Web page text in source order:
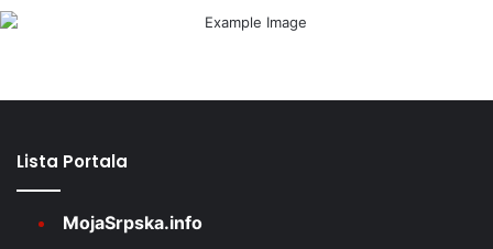
Lista Portala
MojaSrpska.info